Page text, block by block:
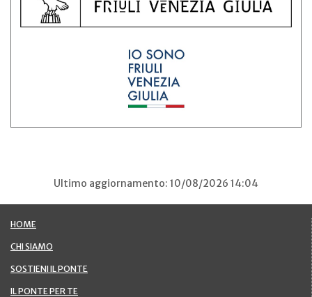
Ultimo aggiornamento: 10/08/2026 14:04
HOME
CHI SIAMO
SOSTIENI IL PONTE
IL PONTE PER TE